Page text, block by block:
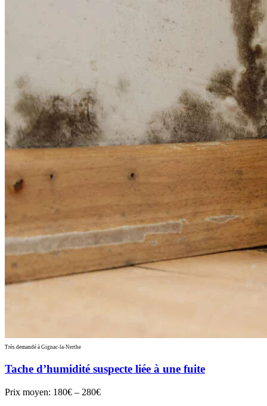
Très demandé à Gignac-la-Nerthe
Tache d’humidité suspecte liée à une fuite
Prix moyen: 180€ – 280€